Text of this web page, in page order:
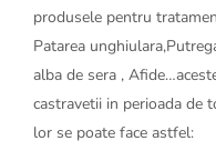
produsele pentru
Patarea
alba de sera ,
castravetii in perioada de
lor se poate face astfel: